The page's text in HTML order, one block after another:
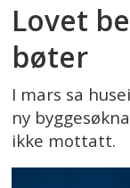
Lovet
bøter
I mars sa
ny
ikke mottatt.